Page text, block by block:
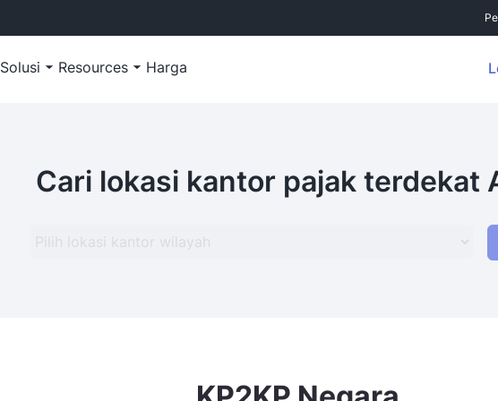
Solusi Resources Harga
Cari lokasi kantor pajak terdekat